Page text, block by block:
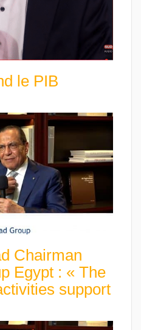
le PIB
Chairman
Egypt : « The
support